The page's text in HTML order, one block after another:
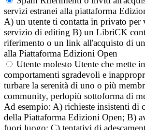
servizi estranei alla piattaforma
A) un utente ti contatta in privato per
servizio di editing B) un LibriCK
riferimento o un link all'acquisto di
alla Piattaforma Edizioni Open
Utente molesto Utente che mette
comportamenti sgradevoli e
turbare la serenità di uno o più
community, perlopiù sottoforma di
Ad esempio: A) richieste insistenti di
della Piattaforma Edizioni Open; B)